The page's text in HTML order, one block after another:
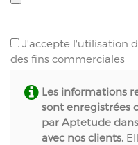
J'accepte l'utilisation
des fins commerciales
Les informations
sont enregistrées
par Aptetude
avec nos clients.